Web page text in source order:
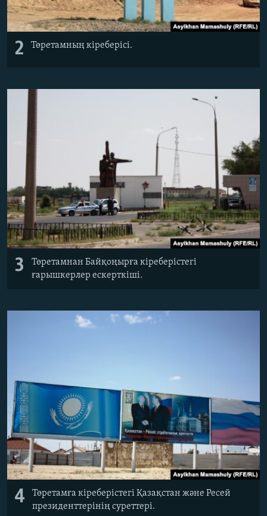
2 Төретамның кіреберісі.
3
Төретамнан Байқоңырға кіреберістегі
ғарышкерлер ескерткіші.
4
Төретамға кіреберістегі Қазақстан және Ресей
президенттерінің суреттері.